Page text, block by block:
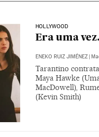
HOLLYWOOD
Era uma
ENEKO RUIZ JIMÉNEZ |
Tarantino
Maya Hawke
MacDowell),
(Kevin Smith)